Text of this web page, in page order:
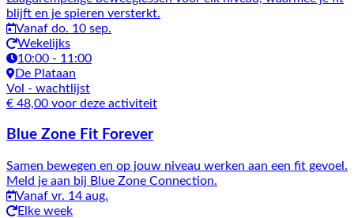
blijft en je spieren versterkt.
Vanaf do. 10 sep.
Wekelijks
10:00 - 11:00
De Plataan
Vol - wachtlijst
€ 48,00 voor deze activiteit
Blue Zone Fit Forever
Samen bewegen en op jouw niveau werken aan een fit gevoel.
Meld je aan bij Blue Zone Connection.
Vanaf vr. 14 aug.
Elke week